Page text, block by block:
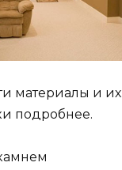
материалы и их
подробнее.